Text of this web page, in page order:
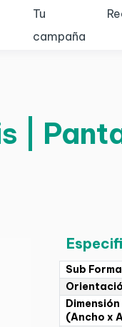
Tu
campaña
|
Sub
(Ancho x